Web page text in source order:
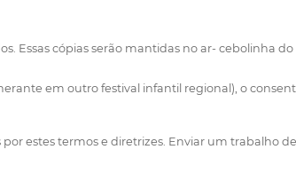
Essas cópias serão mantidas no ar- cebolinha do
em outro festival infantil regional), o
estes termos e diretrizes. Enviar um trabalho